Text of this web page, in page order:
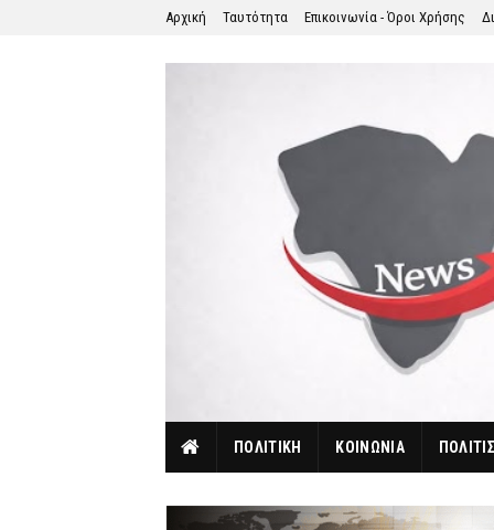
Αρχική Ταυτότητα Επικοινωνία - Όροι Χρήσης
ΠΟΛΙΤΙΚΗ ΚΟΙΝΩΝΙΑ